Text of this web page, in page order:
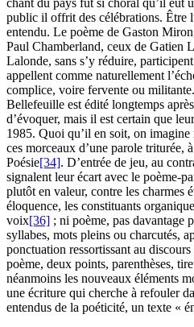
chant du pays fut si choral qu’il eut
public il offrit des célébrations. Être
entendu. Le poème de Gaston
Paul Chamberland, ceux de Gatien
Lalonde, sans s’y réduire,
appellent comme naturellement
complice, voire fervente ou
Bellefeuille est édité longtemps
d’évoquer, mais il est certain que
1985. Quoi qu’il en soit, on imagine
ces morceaux d’une parole triturée,
Poésie[34]. D’entrée de jeu, au
signalent leur écart avec le poème-
plutôt en valeur, contre les charmes
éloquence, les constituants
voix[36] ; ni poème, pas davantage
syllabes, mots pleins ou charcutés,
ponctuation ressortissant au
poème, deux points, parenthèses,
néanmoins les nouveaux éléments
une écriture qui cherche à refouler
entendus de la poéticité, un texte «